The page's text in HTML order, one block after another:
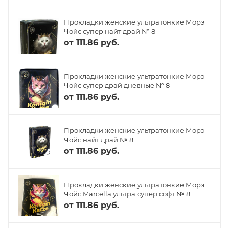
Прокладки женские ультратонкие Морэ
Чойс супер найт драй № 8
от 111.86 руб.
Прокладки женские ультратонкие Морэ
Чойс супер драй дневные № 8
от 111.86 руб.
Прокладки женские ультратонкие Морэ
Чойс найт драй № 8
от 111.86 руб.
Прокладки женские ультратонкие Морэ
Чойс Marcella ультра супер софт № 8
от 111.86 руб.